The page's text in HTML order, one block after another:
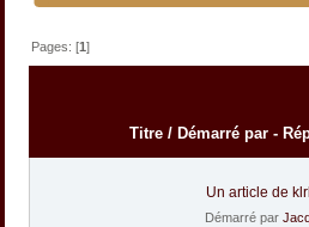
Pages: [1]
Titre / Démarré par -
Un article de
Démarré par